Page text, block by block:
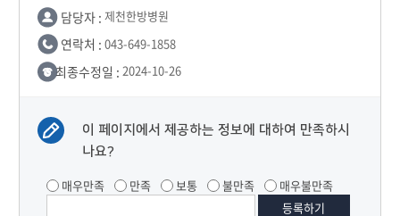
담당자 : 제천한방병원
연락처 : 043-649-1858
최종수정일 : 2024-10-26
이 페이지에서 제공하는 정보에 대하여 만족하시
나요?
매우만족 만족 보통 불만족 매우불만족